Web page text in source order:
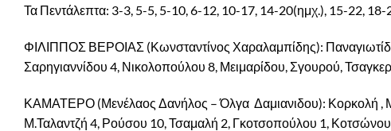
Τα Πεντάλεπτα: 3-3, 5-5, 5-10, 6-12, 10-17, 14-20(ημχ.), 15-22,
ΦΙΛΙΠΠΟΣ ΒΕΡΟΙΑΣ (Κωνσταντίνος Χαραλαμπίδης):
Σαρηγιαννίδου 4, Νικολοπούλου 8, Μειμαρίδου, Σγουρού,
ΚΑΜΑΤΕΡΟ (Μενέλαος Δανήλος – Όλγα Δαμιανιδου): Κορκολή ,
Μ.Ταλαντζή 4, Ρούσου 10, Τσαμαλή 2, Γκοτσοπούλου 1,